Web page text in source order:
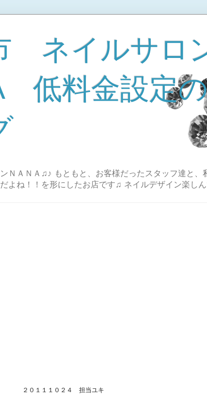
ネイルサロ
低料金設定
ＮＡＮＡ♫♪ もともと、お客様だったスタッフ達と、
よね！！を形にしたお店です♫ ネイルデザイン楽し
２０１１１０２４ 担当ユキ